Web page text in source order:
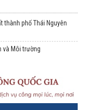
thành phố Thái Nguyên
và Môi trường